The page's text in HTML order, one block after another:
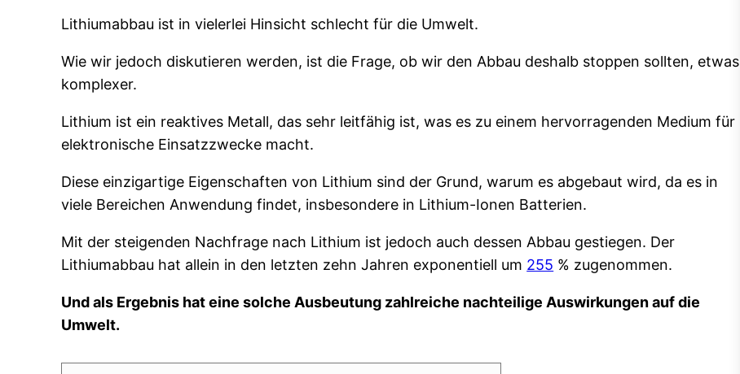
Lithiumabbau ist in vielerlei Hinsicht schlecht für die Umwelt.
Wie wir jedoch diskutieren werden, ist die Frage, ob wir den Abbau deshalb stoppen sollten, etwas
komplexer.
Lithium ist ein reaktives Metall, das sehr leitfähig ist, was es zu einem hervorragenden Medium für
elektronische Einsatzzwecke macht.
Diese einzigartige Eigenschaften von Lithium sind der Grund, warum es abgebaut wird, da es in
viele Bereichen Anwendung findet, insbesondere in Lithium-Ionen Batterien.
Mit der steigenden Nachfrage nach Lithium ist jedoch auch dessen Abbau gestiegen. Der
Lithiumabbau hat allein in den letzten zehn Jahren exponentiell um 255 % zugenommen.
Und als Ergebnis hat eine solche Ausbeutung zahlreiche nachteilige Auswirkungen auf die
Umwelt.